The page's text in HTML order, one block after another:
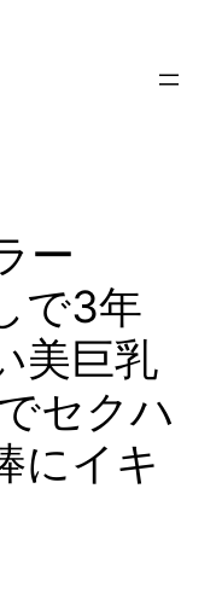
ー
で3年
美巨乳
セクハ
にイキ